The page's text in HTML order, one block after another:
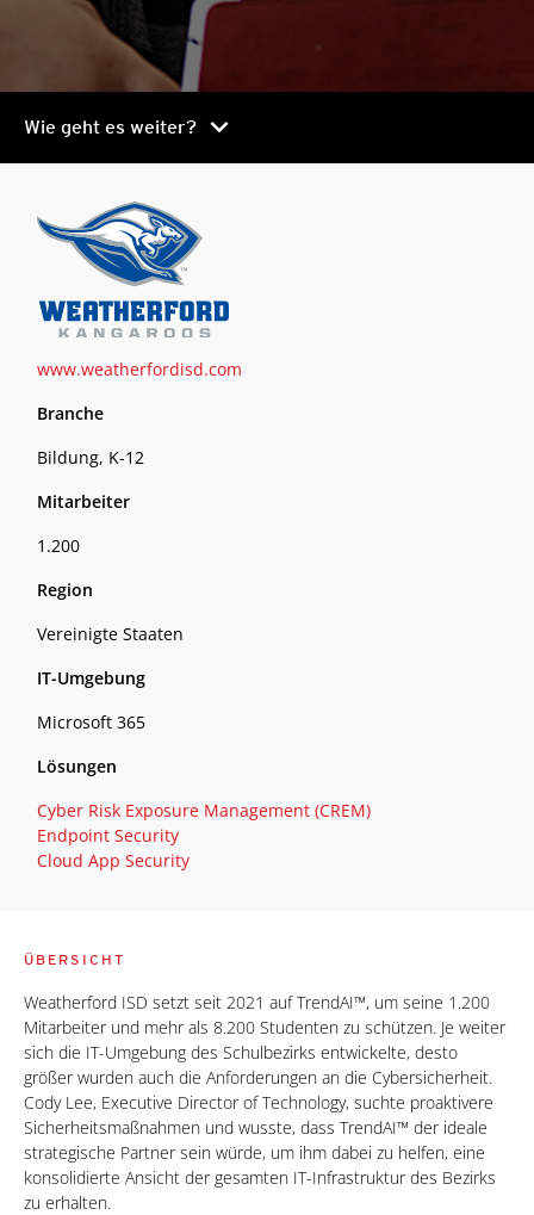
Wie geht es weiter? chevron_right
www.weatherfordisd.com
Branche
Bildung, K-12
Mitarbeiter
1.200
Region
Vereinigte Staaten
IT-Umgebung
Microsoft 365
Lösungen
Cyber Risk Exposure Management (CREM)
Endpoint Security
Cloud App Security
ÜBERSICHT
Weatherford ISD setzt seit 2021 auf TrendAI™, um seine 1.200
Mitarbeiter und mehr als 8.200 Studenten zu schützen. Je weiter
sich die IT-Umgebung des Schulbezirks entwickelte, desto
größer wurden auch die Anforderungen an die Cybersicherheit.
Cody Lee, Executive Director of Technology, suchte proaktivere
Sicherheitsmaßnahmen und wusste, dass TrendAI™ der ideale
strategische Partner sein würde, um ihm dabei zu helfen, eine
konsolidierte Ansicht der gesamten IT-Infrastruktur des Bezirks
zu erhalten.